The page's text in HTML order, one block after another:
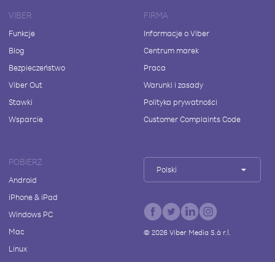
VIBER
Funkcje
Blog
Bezpieczeństwo
Viber Out
Stawki
Wsparcie
FIRMA
Informacje o Viber
Centrum marek
Praca
Warunki i zasady
Polityka prywatności
Customer Complaints Code
POBIERZ
Android
iPhone & iPad
Windows PC
Mac
Linux
Polski
© 2026Viber Media S.à r.l.